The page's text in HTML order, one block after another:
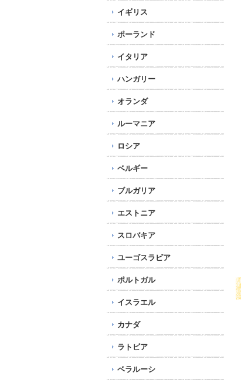
イギリス
ポーランド
イタリア
ハンガリー
オランダ
ルーマニア
ロシア
ベルギー
ブルガリア
エストニア
スロバキア
ユーゴスラビア
ポルトガル
イスラエル
カナダ
ラトビア
ベラルーシ